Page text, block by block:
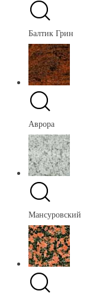
Балтик Грин
Аврора
Мансуровский